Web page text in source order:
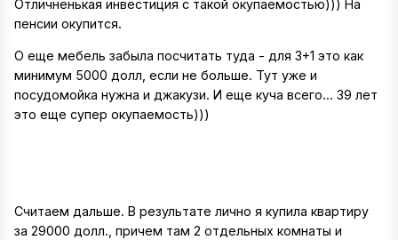
Отличненькая инвестиция с такой окупаемостью))) На
пенсии окупится.
О еще мебель забыла посчитать туда - для 3+1 это как
минимум 5000 долл, если не больше. Тут уже и
посудомойка нужна и джакузи. И еще куча всего... 39 лет
это еще супер окупаемость)))
Считаем дальше. В результате лично я купила квартиру
за 29000 долл., причем там 2 отдельных комнаты и